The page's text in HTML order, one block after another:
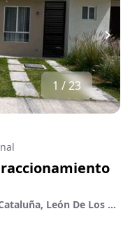
1 / 23
Tortosa 108 B , Fraccionamiento Cataluña, León De Los Aldama, Guanajuato